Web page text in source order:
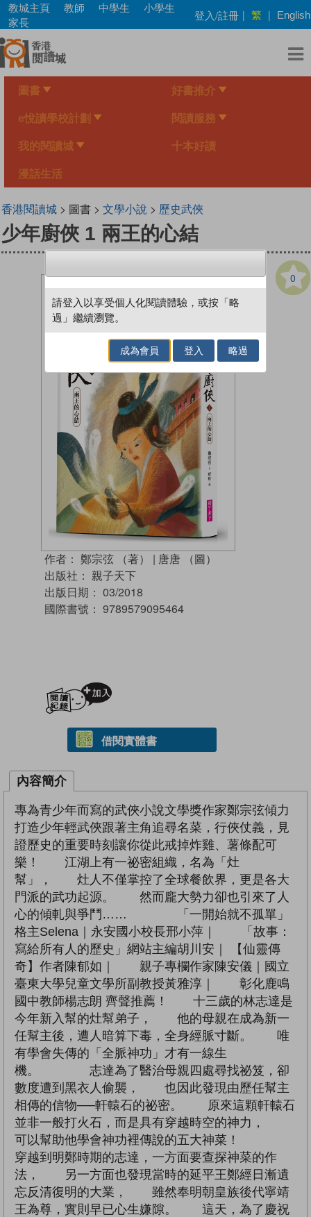
Skip
main
content
教城主頁 教師 中學生
小學生
家長
登入/註冊 | 繁 | English
圖書 好書推介
e悅讀學校計劃 閱讀服務
我的閱讀城 十本好讀
漫話生活
香港閱讀城> 圖書 > 文學小說 > 歷史武俠
少年廚俠 1 兩王的心結
0
作者： 鄭宗弦 （著） | 唐唐 （圖）
出版社： 親子天下
出版日期： 03/2018
國際書號： 9789579095464
借閱實體書
內容簡介
專為青少年而寫的武俠小說文學獎作家鄭宗弦傾力
打造少年輕武俠跟著主角追尋名菜，行俠仗義，見
證歷史的重要時刻讓你從此戒掉炸雞、薯條配可
樂！ 江湖上有一祕密組織，名為「灶
幫」， 灶人不僅掌控了全球餐飲界，更是各大
門派的武功起源。 然而龐大勢力卻也引來了人
心的傾軋與爭鬥…… 「一開始就不孤單」
格主Selena｜永安國小校長邢小萍｜ 「故事：
寫給所有人的歷史」網站主編胡川安｜ 【仙靈傳
奇】作者陳郁如｜ 親子專欄作家陳安儀｜國立
臺東大學兒童文學所副教授黃雅淳｜ 彰化鹿鳴
國中教師楊志朗 齊聲推薦！ 十三歲的林志達是
今年新入幫的灶幫弟子， 他的母親在成為新一
任幫主後，遭人暗算下毒，全身經脈寸斷。 唯
有學會失傳的「全脈神功」才有一線生
機。 志達為了醫治母親四處尋找祕笈，卻
數度遭到黑衣人偷襲， 也因此發現由歷任幫主
相傳的信物──軒轅石的祕密。 原來這顆軒轅石
並非一般打火石，而是具有穿越時空的神力，
可以幫助他學會神功裡傳說的五大神菜！
穿越到明鄭時期的志達，一方面要查探神菜的作
法， 另一方面也發現當時的延平王鄭經日漸遺
忘反清復明的大業， 雖然奉明朝皇族後代寧靖
王為尊，實則早已心生嫌隙。 這天，為了慶祝
請登入以享受個人化閱讀體驗，或按「略
過」繼續瀏覽。
成為會員 登入 略過